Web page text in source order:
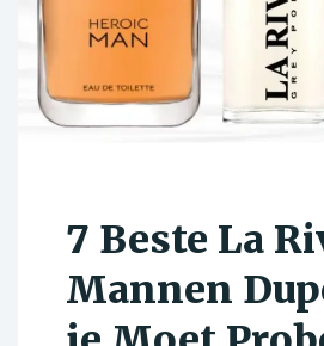
7 Beste La
Mannen